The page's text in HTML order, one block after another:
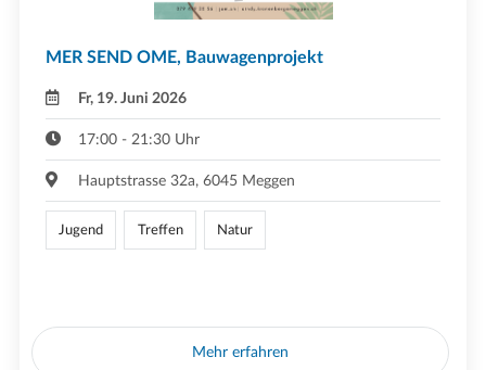
MER SEND OME, Bauwagenprojekt
Fr, 19. Juni 2026
17:00 - 21:30 Uhr
Hauptstrasse 32a, 6045 Meggen
Jugend Treffen Natur
Mehr erfahren